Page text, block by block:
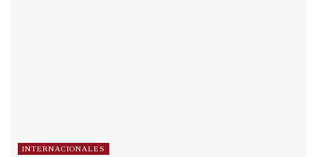
INTERNACIONALES